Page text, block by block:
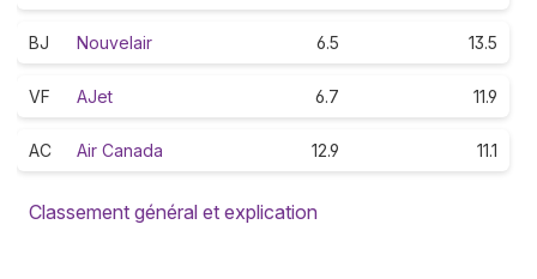
BJ Nouvelair 6.5 13.5
VF AJet 6.7 11.9
AC Air Canada 12.9 11.1
Classement général et explication